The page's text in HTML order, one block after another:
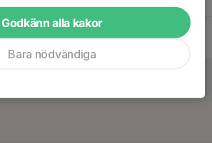
Godkänn alla kakor
Bara nödvändiga